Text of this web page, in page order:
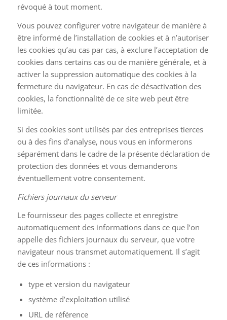
révoqué à tout moment.
Vous pouvez configurer votre navigateur de manière à
être informé de l’installation de cookies et à n’autoriser
les cookies qu’au cas par cas, à exclure l’acceptation de
cookies dans certains cas ou de manière générale, et à
activer la suppression automatique des cookies à la
fermeture du navigateur. En cas de désactivation des
cookies, la fonctionnalité de ce site web peut être
limitée.
Si des cookies sont utilisés par des entreprises tierces
ou à des fins d’analyse, nous vous en informerons
séparément dans le cadre de la présente déclaration de
protection des données et vous demanderons
éventuellement votre consentement.
Fichiers journaux du serveur
Le fournisseur des pages collecte et enregistre
automatiquement des informations dans ce que l’on
appelle des fichiers journaux du serveur, que votre
navigateur nous transmet automatiquement. Il s’agit
de ces informations :
type et version du navigateur
système d’exploitation utilisé
URL de référence